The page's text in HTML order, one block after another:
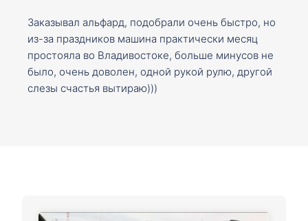
Заказывал альфард, подобрали очень быстро, но
из-за праздников машина практически месяц
простояла во Владивостоке, больше минусов не
было, очень доволен, одной рукой рулю, другой
слезы счастья вытираю)))